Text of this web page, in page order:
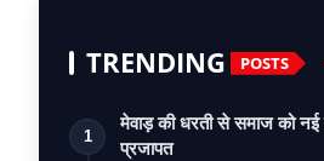
TRENDING POSTS
1
मेवाड़ की धरती से समाज को नई
प्रजापत